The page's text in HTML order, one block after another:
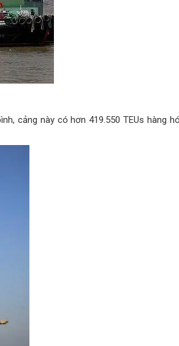
cảng này có hơn 419.550 TEUs hàng